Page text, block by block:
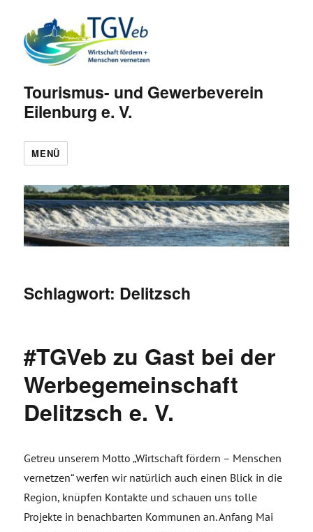
Tourismus- und Gewerbeverein
Eilenburg e. V.
MENÜ
Schlagwort: Delitzsch
#TGVeb zu Gast bei der
Werbegemeinschaft
Delitzsch e. V.
Getreu unserem Motto „Wirtschaft fördern – Menschen
vernetzen“ werfen wir natürlich auch einen Blick in die
Region, knüpfen Kontakte und schauen uns tolle
Projekte in benachbarten Kommunen an. Anfang Mai